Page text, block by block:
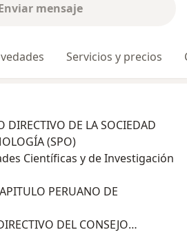
mensaje
Servicios y precios
DIRECTIVO DE LA SOCIEDAD
(SPO)
Científicas y de Investigación
PERUANO DE
DEL CONSEJO
MÉDICO (CONAREME)